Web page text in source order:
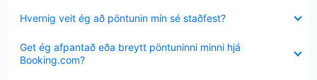
Hvernig veit ég að pöntunin mín sé staðfest?
sýnt
Get ég afpantað eða breytt pöntuninni minni hjá
Booking.com?
sýnt